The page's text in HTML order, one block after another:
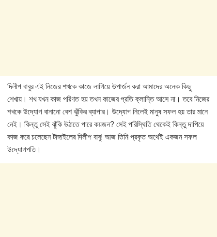
দিলীপ বাবুর এই নিজের শখকে কাজে লাগিয়ে উপার্জন করা আমাদের অনেক কিছু
শেখায়। শখ যখন কাজ পরিণত হয় তখন কাজের প্রতি ক্লান্তি আসে না। তবে নিজের
শখকে উদ্যোগ বানানো বেশ ঝুঁকির ব্যাপার। উদ্যোগ নিলেই মানুষ সফল হয় তার মানে
নেই। কিন্তু সেই ঝুঁকি উঠাতে পারে কয়জন? সেই পরিস্থিতি থেকেই কিন্তু দাপিয়ে
কাজ করে চলেছেন টাঙ্গাইলের দিলীপ বাবু! আজ তিনি প্রকৃত অর্থেই একজন সফল
উদ্যোগপতি।